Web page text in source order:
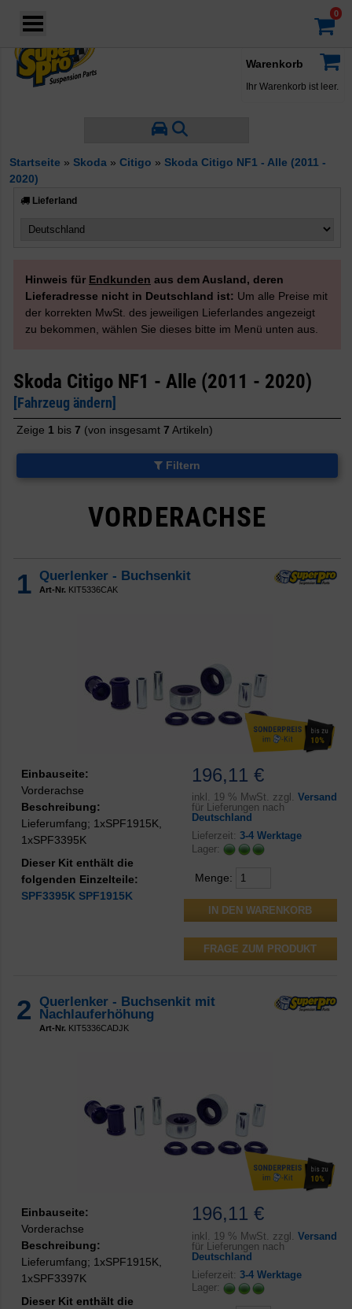
Warenkorb
Ihr Warenkorb ist leer.
Startseite » Skoda » Citigo » Skoda Citigo NF1 - Alle (2011 -
2020)
Lieferland
Hinweis für Endkunden aus dem Ausland, deren
Lieferadresse nicht in Deutschland ist: Um alle Preise mit
der korrekten MwSt. des jeweiligen Lieferlandes angezeigt
zu bekommen, wählen Sie dieses bitte im Menü unten aus.
Filter nach Eigenschaften
Produkttyp
Skoda Citigo NF1 - Alle (2011 - 2020)
[Fahrzeug ändern]
Zeige 1 bis 7 (von insgesamt 7 Artikeln)
Filtern
VORDERACHSE
1 Querlenker - Buchsenkit
Art-Nr. KIT5336CAK
196,11 €
inkl. 19 % MwSt. zzgl. Versand
für Lieferungen nach
Deutschland
Lieferzeit: 3-4 Werktage
Lager:
Menge:
FRAGE ZUM PRODUKT
Einbauseite:
Vorderachse
Beschreibung:
Lieferumfang; 1xSPF1915K,
1xSPF3395K
Dieser Kit enthält die
folgenden Einzelteile:
SPF3395K SPF1915K
2
Querlenker - Buchsenkit mit
Nachlauferhöhung
Art-Nr. KIT5336CADJK
196,11 €
inkl. 19 % MwSt. zzgl. Versand
für Lieferungen nach
Deutschland
Lieferzeit: 3-4 Werktage
Lager:
Einbauseite:
Vorderachse
Beschreibung:
Lieferumfang; 1xSPF1915K,
1xSPF3397K
Dieser Kit enthält die